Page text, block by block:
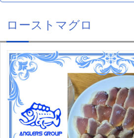
ローストマグロ